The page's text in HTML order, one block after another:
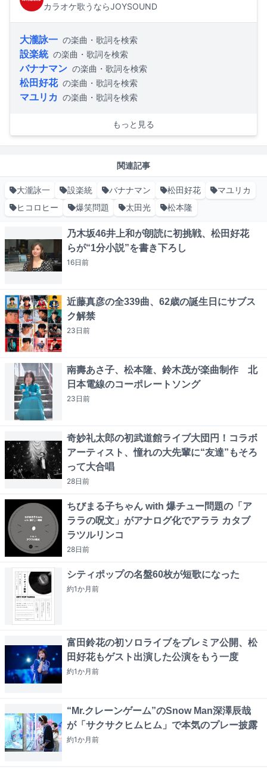
カラオケ歌うならJOYSOUND
大瀧詠一 の楽曲・歌詞を検索
設楽統 の楽曲・歌詞を検索
バナナマン の楽曲・歌詞を検索
松田好花 の楽曲・歌詞を検索
マユリカ の楽曲・歌詞を検索
もっと見る
関連記事
大瀧詠一 設楽統 バナナマン 松田好花
マユリカ
ヒコロヒー
爆笑問題 太田光 松本隆
乃木坂46井上和が朗読に初挑戦、松田好花
らが“1分小説”を書き下ろし
16日前
近藤真彦の全339曲、62歳の誕生日にサブス
ク解禁
23日前
南壽あさ子、松本隆、鈴木茂が楽曲制作 北
日本電線のコーポレートソング
23日前
奇妙礼太郎の初武道館ライブ大団円！コラボ
アーティスト、憧れの大先輩に“友達”もそろ
って大合唱
28日前
ちびまる子ちゃん with 爆チュー問題の「ア
ララの呪文」がアナログ化でアララ カタブ
ラツルリンコ
28日前
シティポップの名盤60枚が短歌になった
約1か月前
富田鈴花の初ソロライブをプレミア公開、松
田好花もゲスト出演した公演をもう一度
約1か月前
“Mr.クレーンゲーム”のSnow Man深澤辰哉
が「サクサクヒムヒム」で本気のプレー披露
約1か月前